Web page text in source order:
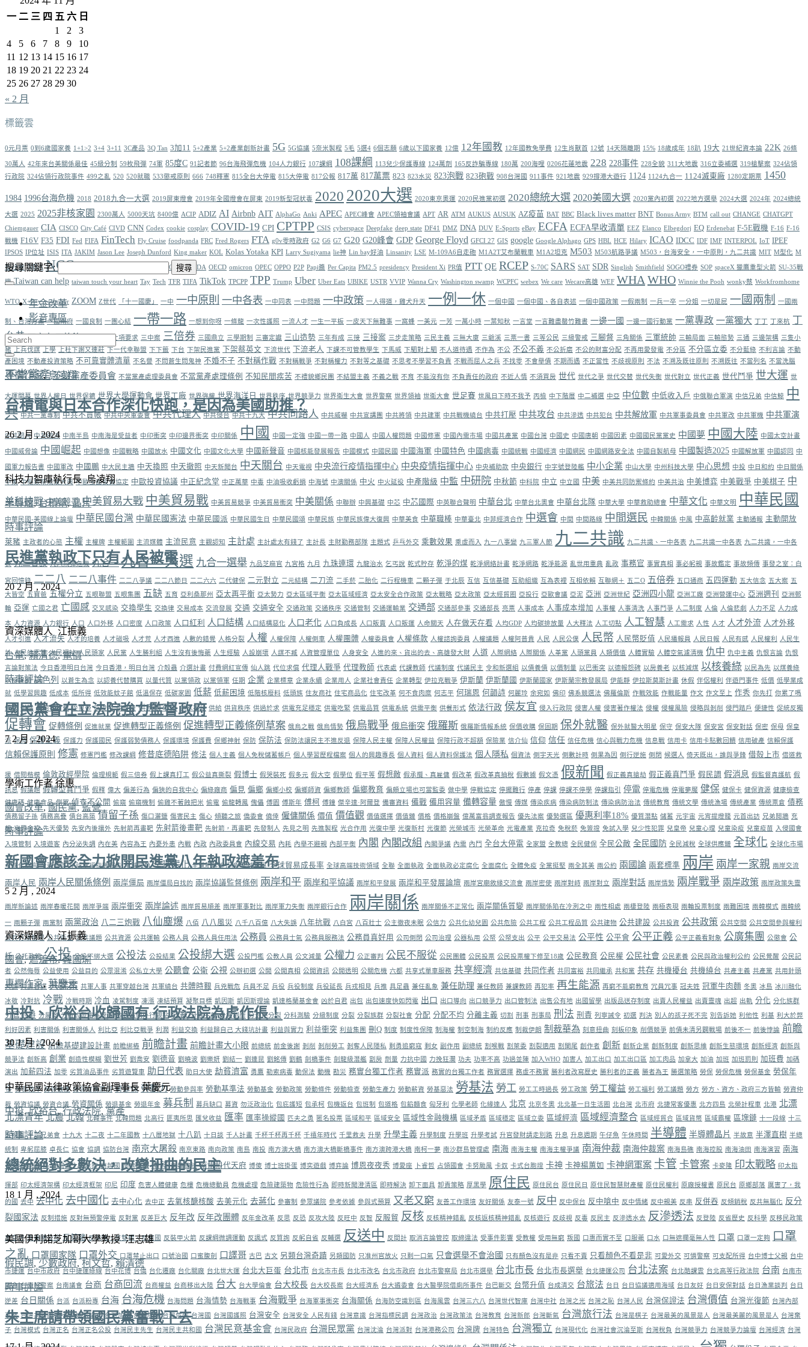
一 二 三 四 五 六 日
1
2
3
4
5 6 7 8 9
10
11 12 13 14 15 16 17
18 19 20 21 22 23 24
25 26 27 28 29 30
« 2 月
標籤雲
0元月票 0到6歲國家養 1+1>2 3+4 3+11 3C產品 3Q Tan 3加11 5+2產業 5+2產業創新計畫 5G 5G協議 5奈米製程 5毛 5選4 6個志願 6歲以下國家養 12億 12年國教 12年國教免學費 12生肖獸首 12號 14天隔離期 15% 18歲成年 18趴 19大 21世紀資本論 22K 26條
30萬人 42年來台美關係最佳 45級分制 59枚飛彈 74軍 85度C 91記者節 96台海飛彈危機 104人力銀行 107課綱 108課綱 113兒少保護專線 124萬劑 165反詐騙專線 180萬 200海哩 0206花蓮地震 228 228事件 228全貌 311大地震 316立委補選 319槍擊案 324佔領
行政院 324佔領行政院事件 499之亂 520 520就職 533懲戒原則 666 748釋憲 815全台大停電 815大停電 817公報 817萬 817萬票 823 823水災 823泡戰 823砲戰 908台灣國 911事件 921地震 929撐港大遊行 1124 1124九合一 1124滅東廠 1280定期票 1450
1984 1996台海危機 2018 2018九合一大選 2019屏東燈會 2019年全國燈會在屏東 2019新型冠狀毒 2020 2020大選 2020東京奧運 2020民進黨初選 2020總統大選 2020美國大選 2020黨內初選 2022地方選舉 2024大選 2024年 2024總統
大選 2025 2025非核家園 2300萬人 5000天坑 8400億 ACIP ADIZ AI Airbnb AIT AlphaGo Anki APEC APEC峰會 APEC領袖會議 APT AR ATM AUKUS AUSUK AZ疫苗 BAT BBC Black lives matter BNT Bonus Army BTM call out CHANGE CHATGPT
Chiemgauer CIA CISCO City Café CIVD CNN Codex cookie cosplay COVID-19 CPI CPTPP CSIS cyberspace Deepfake deep state DF41 DMZ DNA DUV E-Sports eBay ECFA ECFA早收清單 EEZ Elanco Elbegdorj EQ Erdenebat F-5E戰機 F-16 F-16
戰機 F16V F35 FDI Fed FIFA FinTech Fly Cruise foodpanda FRC Fred Rogers FTA g0v零時政府 G2 G6 G7 G20 G20峰會 GDP George Floyd GFCI 27 GIS google Google Alphago GPS HBL HCE Hilary ICAO IDCC IDF IMF INTERPOL IoT IPEF
IPSOS IP位址 ISIS ITA JAKIM Jason Lee Joseph Dunford King maker KOL Kolas Yotaka KPI Larry Sugiyama lie神 Lin bay好油 Linsanity LSE M-109A6自走砲 M1A2T艾布蘭戰車 M1A2坦克 M503 M503航路爭議 M503，台海安全，一中原則，九二共識 MIT M型化 M
型社會 NBA NCC OBIKE ODA OECD omicron OPEC OPPO P2P Papi醬 Per Capita PM2.5 presidency President Xi PR值 PTT QE RCEP S-70C SARS SAT SDR Singlish Smithfield SOGO禮券 SOP spaceX 獵鷹重型火箭 SU-35戰
機 Taiwan can help taiwan touch your heart Tay Tech TFR TIFA TikTok TPCPP TPP Trump Uber Uber Eats UBIKE USTR VVIP Wanna Cry Washington swamp WCPFC webex We care Wecare高雄 WEF WHA WHO Winnie the Pooh wonky蔡 Workfromhome
WTO X+P+y youtuber ZOOM Z世代 「十一國慶」 一中 一中原則 一中各表 一中同表 一中問題 一中政策 一人得道，雞犬升天 一例一休 一個中國 一個中國、各自表述 一個中國政策 一假兩制 一兵一卒 一分姐 一切是屁 一國兩制 一國兩
制、台灣方案 一國兩府 一國良制 一團心結 一帶一路 一想到你呀 一條龍 一次性護照 一流人才 一生一平板 一皮天下無難事 一窩蜂 一美元 一芳 一萬小時 一葉知秋 一言堂 一言難盡罄竹難書 一邊一國 一邊一國行動黨 一黨專政 一黨獨大 丁丁 丁來杭 丁
允恭 丁守中 丁怡銘 七項要求 三中案 三倍券 三國鼎立 三學期制 三審定讞 三山造勢 三年有成 三接 三接案 三步走策略 三民主義 三無大廈 三爺溪 三票一書 三等公民 三級警戒 三腳督 三角關係 三軍統帥 三輸局面 三輸態勢 三通 三邊架構 三隻小
豬
上兵伐謀 上學 上杜下謝又連莊 下一代幸聯盟 下下籤 下台 下架民進黨 下架蔡英文 下流世代 下流老人 下課不可管教學生 下馬威 下駟對上駟 不人道待遇 不作為 不公 不公不義 不公折磨 不公的財富分配 不再用愛發電 不分區 不分區立委 不分藍綠 不利言論 不動
產困境 不動產投資策略 不可靠實體清單 不名譽 不問蒼生問鬼神 不婚不子 不對稱作戰 不對稱戰爭 不對稱權力 不對等之基礎 不思考不學習不負責 不戰而屈人之兵 不找零 不會舉債 不期而遇 不正當性 不歧視原則 不法 不溯及既往原則 不溯既往 不當列名 不當洗腦
不當黨產 不當黨產委員會 不當黨產處理委員會 不當黨產處理條例 不知民間疾苦 不禮貌鄉民團 不結盟主義 不義之戰 不育 不能沒有你 不負責任的政府 不近人情 不須買房 世代 世代之爭 世代交替 世代失衡 世代對立 世代正義 世代鬥爭 世大運 世
大運開幕 世界人權日 世界保鑣 世界大學運動會 世界工廠 世界強權 世界海洋日 世界秩序 世界競爭力 世界衛生大會 世界警察 世界領袖 世衛大會 世足賽 世風日下時不我予 丙檢 中下階層 中二補選 中亞 中位數 中低收入戶 中俄聯合軍演 中信兄弟 中信鯨
中
共 中共一黨專制 中共不買帳 中共中央軍委會 中共代理人 中共侵台 中共十九大 中共同路人 中共威嚇 中共宣講團 中共將領 中共建軍 中共戰機繞台 中共打壓 中共攻台 中共滲透 中共犯台 中共解放軍 中共軍事委員會 中共軍改 中共軍機 中共軍演
中共閱兵 中共鴿派 中南半島 中南海是受益者 中印衝突 中印邊界衝突 中印關係 中國 中國一定強 中國一帶一路 中國人 中國人權問題 中國修憲 中國內需市場 中國共產黨 中國台灣 中國史 中國唐朝 中國因素 中國國民黨黨史 中國夢 中國大陸 中國太空計畫
中國威脅論 中國崛起 中國想像 中國戰略 中國放水 中國文化 中國文化大學 中國新聲音 中國核能發展報告 中國模式 中國民國 中國海軍 中國特色 中國病毒 中國統戰 中國經濟 中國網民 中國網路安全法 中國自製航母 中國製造2025 中國解放軍 中國認同 中
國軍力報告書 中國軍改 中國鵬 中大民主牆 中天換照 中天撤照 中天新聞台 中天關台 中天電視 中央流行疫情指揮中心 中央疫情指揮中心 中央補助款 中央銀行 中字號登陸艦 中小企業 中山大學 中州科技大學 中心思想 中投 中日和約 中日關係
中東 中樞致祭成陵大典 中歐全面投資協定 中歐投資協議 中正紀念堂 中正萬華 中毒 中油吸收虧損 中海號 中澳關係 中火 中火延役 中產階級 中監 中研院 中秋節 中科院 中立 中立國 中美 中美共同防禦條約 中美共治 中美博弈 中美戰爭 中美棋子 中
美科技戰 中美競爭 中美貿易大戰 中美貿易戰 中美貿易競爭 中美貿易衝突 中美關係 中聯辦 中興基礎 中芯 中芯國際 中英聯合聲明 中華台北 中華台北奧會 中華台北隊 中華大學 中華救助總會 中華文化 中華文明 中華民國
中華民國-美國線上論壇 中華民國台灣 中華民國憲法 中華民國派 中華民國生日 中華民國頌 中華民族 中華民族偉大復興 中華美食 中華職棒 中華臺北 中菲經濟合作 中選會 中間 中間路線 中間選民 中韓關係 中風 中高齡就業 主動通報 主動開放
萊豬 主政者的心態 主權 主權牌 主權範圍 主流媒體 主流民意 主觀認知 主計處 主計處太有錢了 主計長 主財勤務部隊 主題式 乒乓外交 乘數效果 乘虛而入 九一八事變 九三軍人節 九二共識 九二共識、一中各表 九二共識一中各表 九二共識，一中各
表 九二會談 九六飛彈危機 九合一 九合一大選 九合一選舉 九品芝麻官 九宮格 九月 九珠連環 九龍治水 乞丐說 乾式貯存 乾淨的煤 乾淨網絡計畫 乾淨網路 乾淨能源 亂世用重典 亂政 事務官 事實真相 事必躬親 事故鑑定 事故頻傳 事發之室：白
宮回憶錄 二二八 二二八事件 二二八爭議 二二八節日 二二六六 二代健保 二元對立 二元結構 二刀流 二手菸 二胎化 二行程機車 二顆子彈 于北辰 互信 互信基礎 互助組織 互為表裡 互相依賴 互聯網＋ 五二O 五倍券 五口通商 五四運動 五大信念 五大案 五
大皆空 五寶爸 五權分立 五眼聯盟 五眼集團 五缺 五育 亞利桑那州 亞太再平衡 亞太勢力 亞太區域平衡 亞太區域經濟 亞太安全合作政策 亞太戰略 亞太政策 亞太經貿圈 亞投行 亞歐會議 亞泥 亞洲 亞洲世紀 亞洲四小龍 亞洲工廠 亞洲營運中心 亞洲週刊 亞洲郵
輪 亞運 亡國之君 亡國感 交叉感染 交換學生 交換律 交易成本 交流發展 交通 交通安全 交通政策 交通秩序 交通管制 交通運輸業 交通部 交通部參事 交通部長 亮票 人事成本 人事成本增加 人事權 人事清洗 人事鬥爭 人二制度 人倫 人倫悲劇 人力不足 人力成
本 人力資源 人力銀行 人口 人口外移 人口密度 人口政策 人口紅利 人口結構 人口結構惡化 人口老化 人口負成長 人口販賣 人口販運 人命關天 人在做天在看 人均GDP 人均碳排放量 人大釋法 人工切點 人工智慧 人工需求 人性 人才 人才外流 人才外移
人才引進 人才流失 人才的培養 人才磁吸 人才荒 人才西進 人數的錯覺 人格分裂 人權 人權保障 人權倒車 人權團體 人權委員會 人權條款 人權諮詢委員 人權議題 人權阿普貴 人民 人民公僕 人民幣 人民幣貶值 人民播報員 人民日報 人民有感 人民權利 人民生
計 人民的素質 人民福祉 人民頭家 人民黨 人生勝利組 人生沒有後悔藥 人生經驗 人設崩壞 人謀不臧 人資管理單位 人身安全 人進的來、貨出的去、高雄發大財 人道 人際網絡 人際關係 人革黨 人頭黨員 人類價值 人體實驗 人體空氣濾清機 仇中 仇中主義 仇恨言論 仇恨
言論對策法 今日香港明日台灣 今日香港，明日台灣 介殼蟲 介選計畫 付費網紅宣傳 仙人跳 代位求償 代理人戰爭 代理教師 代表處 代課教師 代議制度 代議民主 令和新選組 以債養債 以價制量 以巴衝突 以德報怨碑 以房養老 以核減煤 以核養綠 以民為先 以煤養綠
以疫謀獨 以色列 以蒼生為念 以認養代替購買 以量代質 以黨領政 以黨領軍 任期 企業 企業標章 企業永續 企業用人 企業社會責任 企業轉型 伊拉克戰爭 伊斯蘭 伊斯蘭國 伊斯蘭國家 伊斯蘭宗教發展局 伊能靜 伊拉斯莫斯計畫 休假 伴侶權利 伴遊門事件 低價 低學業成
就 低學習興趣 低成本 低所得 低效能蚊子館 低溫保存 低碳家園 低薪 低薪困境 低階核廢料 低頭族 住友商社 住宅商品化 住宅改革 何不食肉糜 何志平 何瑞恩 何韻詩 何麗玲 余宛如 佛印 佛系競選法 佛羅倫斯 作戰效能 作戰能量 作文 作文至上 作秀 你先打 你累了嗎
佩服 併購 使用者付費 侄皇帝 來俊臣 供應鏈 供應鏈重組 供水不足 供給 供貨秩序 供過於求 供電充足穩定 供電吃緊 供電品質 供電系統 供需平衡 供餐形式 依法行政 侯友宜 侵入行政院 侵害人權 侵害著作權法 侵權 侵權風險 侵略與剝削 侵門踏戶 便捷性 促統反獨
促轉會 促轉條例 促進就業 促進轉型正義條例 促進轉型正義條例草案 俄烏之戰 俄烏情勢 俄烏戰爭 俄烏衝突 俄羅斯 俄羅斯情報系統 保價收購 保固期 保外就醫 保外就醫大明星 保守 保安大隊 保安宮 保安對話 保密 保母 保皇
派 保育 保護主義 保護力 保護國民 保護弱勢債務人 保護環境 保護費 保鄉神射 保防 保防法 保防法讓民主不進反退 保障人民主權 保障人民權益 保障行政不超額 保險業 信介仙 信仰 信任 信任危機 信心與戰力危機 信息戰 信用卡 信用卡點數回饋 信用破產 信賴保護
信賴保護原則 修憲 修憲門檻 修改課綱 修昔底德陷阱 修法 個人主義 個人免稅儲蓄帳戶 個人學習歷程檔案 個人的興趣專長 個人資料 個人資料保護法 個人隱私 個資法 倒宇天光 倒數計時 倒果為因 倒行逆施 倒閉 候選人 倚天既出，誰與爭鋒 借殻上市 借道救
援 借閱楷模 倫敦政經學院 倫理規範 假三倍券 假上課真打工 假公益真撕裂 假博士 假哭裝死 假多元 假大空 假學位 假平等 假想敵 假承攬、真雇傭 假改革 假改革真抽稅 假數據 假文憑 假新聞 假正義真搶劫 假正義真鬥爭 假民調 假消息 假監督真護航 假
訊息 假議題 假轉型真鬥爭 假釋 偉大 偏差行為 偏狹的自我中心 偏綠廠商 偏見 偏鄉 偏鄉小校 偏鄉師資 偏鄉教師 偏鄉教育 偏頗立場也可當監委 做中學 停戰協定 停擺難行 停產 停課 停課不停學 停課指引 停電 停電危機 停電夢魘 健保 健保卡 健保資源 健康檢查
健康碼 健康食品 側翼 偵查不公開 偷窺 偷窺機制 偷雞不著蝕把米 偷電 偷龍轉鳳 傀儡 傅園 傅斯年 傅柯 傅鐘 傑辛達·阿爾登 備審資料 備戰 備用容量 備轉容量 傲慢 傳媒 傳染疾病 傳染病防制法 傳染病防治法 傳統教育 傳統文學 傳統漁場 傳統產業 傳統票倉 債務
債務留子孫 債務高疊 債台高築 債留子孫 傷口灑鹽 傷害民主 傷心 傾聽之旅 僑委會 僥倖 僱傭關係 價值 價值觀 價值選擇 價值鏈 價格 價格崩盤 億萬富翁調查報告 優先法案 優勢選區 優惠利率18% 優質潛點 儲蓄 元宇宙 元宵提燈籠 元首出訪 兄弟鬩牆 充
權 兆豐金控 先天優勢 先安內後攘外 先射箭再畫靶 先射箭後畫靶 先射箭，再畫靶 先發制人 先見之明 先進製程 光合作用 光復中學 光復新村 光復節 光榮城市 光榮革命 光電產業 克拉奇 免稅菸 免簽證 免試入學 兒少性犯罪 兒皇帝 兒童心理 兒童染疫 兒童疫苗 入侵國會
入境管制 入境遊客 內分泌失調 內在美 內容為王 內憂外患 內戰 內政 內政委員會 內線交易 內耗 內舉不避親 內部平衡 內閣 內閣改組 內閣爭議 內需 內鬥 全台大停電 全家盟 全教總 全民健保 全民公敵 全民國防 全民減稅 全球供應鏈 全球化 全球化市場
全球化語言 全球參與 全球幸福指數報告 全球接軌 全球暖化 全球肥胖排行榜 全球貿易 全球貿易成長率 全球高端技術領域 全聯 全面執政 全面執政必定腐化 全面腐化 全體免疫 全黨挺堅 兩全其美 兩公約 兩國論 兩套標準 兩岸 兩岸一家親 兩岸交流
兩岸人民 兩岸人民關係條例 兩岸僵局 兩岸僵局自找的 兩岸協議監督條例 兩岸和平 兩岸和平協議 兩岸和平發展 兩岸和平發展論壇 兩岸宮廟敘緣交流會 兩岸密使 兩岸對峙 兩岸對立 兩岸對話 兩岸情勢 兩岸戰爭 兩岸政策 兩岸政策失靈
兩岸新論述 兩岸春暖花開 兩岸爭端 兩岸衝突 兩岸論述 兩岸貿易順差 兩岸軍事對比 兩岸軍力失衡 兩岸銀行合作 兩岸關係 兩岸關係不正常化 兩岸關係質變 兩岸關係陷在冷洌之中 兩性相處 兩棲登陸 兩極表現 兩輪投票制度 兩難困境 兩韓模式 兩韓統
一 兩顆子彈 兩黨制 兩黨政治 八二三炮戰 八仙塵爆 八佰 八八風災 八千八百億 八大失誤 八年抗戰 八白宮 八百壯士 公主徹夜未眠 公信力 公共化幼兒園 公共危險 公共工程 公共工程品質 公共建物 公共建設 公共投資 公共政策 公共空間 公共空間參與權利
公共行政管理 公共衛生 公共議題 公共資源 公共運輸 公務人員 公務人員任用法 公務員 公務員士氣 公務員服務法 公務員真好用 公司倒閉 公司治理 公器私用 公帑 公帑支出 公平 公平交易法 公平性 公平會 公平正義 公平正義看對象 公廣集團 公懲會 公
托 公托政策 公投 公投不綁大選 公投法 公投結果 公投綁大選 公投門檻 公教人員 公文減量 公權力 公正審判 公民不服從 公民團體 公民投票 公民投票權下修至18歲 公民教育 公民權 公民社會 公民素養 公民與政治權利公約 公民覺醒 公民記
者 公然侮辱 公益使用 公益目的 公眾混淆 公私立大學 公聽會 公衛 公視 公辦初選 公開 公開真相 公開資訊 公開透明 公關危機 六都 共享式單車服務 共享經濟 共信基礎 共同作者 共同富裕 共同繼承 共和黨 共存 共機擾台 共機繞台 共產主義 共產黨 共用針頭
共諜 共諜台諜 共諜案 共軍人事 共軍穿越台灣 共軍繞台 共體時艱 兵兇戰危 兵員不足 兵役 兵役制度 兵役延長 兵戎相見 兵推 具足蟲 兼任亂象 兼任助理 兼任教師 兼課教師 再犯率 再生能源 再窮不能窮教育 冗員冗事 冠夫姓 冠軍牛肉麵 冬奧 冰島 冰川融化
冰敬 冷對抗 冷戰 冷戰時期 冷血 凌駕制度 凍漲 凍結預算 凝聚目標 凱因斯 凱因斯理論 凱達格蘭基金會 凶於自君 出包 出包速度快如閃電 出口 出口導向 出口競爭力 出口管制法 出售公有地 出國留學 出版品送存制度 出賣人民權益 出賣靈魂 出超 出軌 分化 分化族群
分官封爵 分屍案 分散式發電系統 分散式電網外行觀點 分數 分數主義 分權制衡 分治不分裂 分科測驗 分級制度 分裂 分裂族群 分裂社會 分配 分配不均 分離主義 切割 刑事 刑事局 刑法 刑責 列寧誡令 初選 判決 別人的孩子死不完 別告訴她 利他性 利基 利大於弊
利好因素 利害關係 利害關係人 利比亞 利比亞戰爭 利潤 利益交換 利益歸自己 大錢坑計畫 利益與實力 利益衝突 利益集團 刪Q 制度 制度性保障 制海權 制空制海 制約反應 制裁伊朗 制裁華為 刻意扭曲 刻板印象 削價競爭 前債未清另闢戰場 前後不一 前後悖論 前瞻
基礎建設 前瞻基礎建設計畫 前瞻綁樁 前瞻計畫 前瞻計畫大小眼 前總統 前金後謝 剝削 剝削勞工 剝奪人民隱私 剩勇追窮寇 剩女 副作用 副總統 割喉戰 割萊委 割裂適用 割闌尾 創作者 創新 創新企業 創新制度 創新思維 創新生態環境 創新經濟 創新與
競爭法 創新高 創業 創造性模糊 劉世芳 劉喬安 劉德音 劉曉波 劉樂妍 劉結一 劉連昆 劉銘傳 劉鶴 劍橋事件 劍龍級潛艦 劏房 劑量 力抗中國 力挽狂瀾 功夫 功率不高 功過並陳 加入WHO 加害人 加工出口 加工出口區 加工肉品 加拿大 加油 加班 加班罰則 加班費 加碼
演出 加薪四法 加零 劣質油品事件 劣質遊覽車 助日代表 助日大使 劫貧濟富 勇鷹 勒索病毒 動保法 動機 勘災 務實台獨工作者 務實派 務實的台獨工作者 務實選擇 務虛不務實 勝利者改寫歷史 勝利者的正義 勝者為王 勝選策略 勞保 勞保危機 勞保基金 勞保年
金 勞保改革 勞保破產 勞保財務黑洞 勞健保 勞動力 勞動參與率 勞動基準法 勞動基金 勞動政策 勞動條件 勞動檢查 勞動生產力 勞動薪資 勞基惡法 勞基法 勞工 勞工工時過長 勞工政策 勞工權益 勞工福利 勞工議題 勞方 勞方、資方、政府三方皆輸 勞資仲
裁 勞資協議 勞資合議 勞資關係 勞退基金 勞退年金 募兵制 募兵缺口 募資 勿泛政治化 包庇護短 包承柯 包機返台 包班制 包道格 包餡麵食 匈牙利 化學老師 化緣達人 北京 北京冬奧 北北基一日生活圈 北台灣 北市府 北捷常客優惠 北方四島 北榮計程車 北港 北漂
北漂青年 北農 北韓 北韓事件 北韓問題 北高行 匪夷所思 匯兌收益 匯率 匯率操縱國 匹夫之勇 匿名投票 區域和平 區域安全 區域性金融機構 區域矛盾 區域穩定 區域立委 區域經濟 區域經濟整合 區域經貿合 區域貨幣 區域霸權 區塊鏈 十一段線 十三
五規劃 十三兄弟會 十九大 十二夜 十二年國教 十八層地獄 十八趴 十日談 千人計畫 千杯千杯再千杯 千禧年時代 千里救夫 升學 升學主義 升學制度 升學班 升學考試 升官發財請走別路 升息 升息週期 午仔魚 午休時間 半導體 半導體晶片 半故意 半澤直樹 半總
統制 卑躬屈膝 卓長仁 協會 協調 協防台灣 南京大屠殺 南京東路 南向政策 南島 南投 南方澳大橋 南方澳大橋斷橋事件 南方澳跨港大橋 南柯一夢 南沙群島管理處 南海 南海主權 南海主權爭議 南海仲裁 南海仲裁案 南海島礁 南海控股 南海油田 南海演習 南海
爭議 南海諸島 南灣海上長泳案 南越國 南進政策 南韓 南韓總統 南鯤鯓代天府 博傻 博士班掛蛋 博奕遊戲 博弈論 博恩夜夜秀 博愛座 卜睿哲 占領國會 卡努颱風 卡奴 卡式台胞證 卡神 卡神楊蕙如 卡神網軍案 卡管 卡管案 卡麥隆 印太戰略 印太指
揮部 印太經濟架構 印太經濟框架 印尼 印度 危害人體健康 危樓 危機總動員 危機處理 危險建築物 危險性行為 即時新聞澄清區 即時解決 卸下面具 卸責策略 厚黑學 原住民 原住民台 原住民日 原住民智慧財產權 原住民權利 原廠授權書 原民台 原鄉部落 厲害了，我
的國 去中 去中化 去中國化 去中心化 去中正 去氧核醣核酸 去美元化 去蔣化 參審制 參眾議院 參考依據 參與式預算 又老又窮 友善工作環境 友好關係 友泰一號 反中 反中保台 反中嗆中 反中情緒 反中親美 反串 反併吞 反傾銷稅 反共無腦化 反分
裂國家法 反制措施 反對無預警停電 反對黨 反差巨大 反年改 反年改團體 反年金改革 反思 反恐 反攻大陸 反旺中 反智 反服貿 反核 反核精神錯亂 反核返核精神錯亂 反核遊行 反歧視 反毒 反民主 反滲透水去 反滲透法 反登陸 反省歷史 反科學 反移民政策
反空汙 反美豬公投 反萊豬 反萊豬、反雙標、反黨國 反裝甲火箭 反課綱微調運動 反諷式 反質詢 反躬自省 反輔選 反送中 反間計 取消言論管控 取締違法 受事件影響 受教權 受用無窮 叛國 口惠而實不至 口服藥 口水 口無遮攔毫無人性 口罩 口罩一定夠
口罩
之亂 口罩國家隊 口罩外交 口罩禁止出口 口號治國 口蜜腹劍 口譯哥 古巴 古文 另類台灣奇蹟 另類國防 只准州官放火 只剩一口氣 只會選舉不會治國 只有顏色沒有是非 只看不賣 只看顏色不看是非 可愛外交 可憐警察 可支配所得 台中博士父親 台中
市捷運 台中市政府 台中捷運綠線 台中花博 台僑 台化遷廠 台化關廠 台北世大運 台北大巨蛋 台北市 台北市市長 台北市改名 台北市政府 台北市警察局 台北市選舉 台北市長 台北市長選舉 台北捷運公司 台北法案 台北酷課雲 台北高等行政法院 台南 台南市
議會 台南殺警案 台南議會 台商 台商回流 台商權益 台商移出大陸 台大 台大學倫會 台大校長 台大校長案 台大經濟系 台大遴委會 台大醫學院借廁所事件 台巴斷交 台幣升值 台成清交 台旅法 台日 台日協議適用海域 台日友好 台日安保對話 台日漁業談判 台日
逆差 台日關係 台派 台派粉專 台海 台海危機 台海問題 台海情勢 台海戰事 台海戰爭 台海軍事衝突 台海關係 台海防空識別區 台海風雲 台灣三六八 台灣世代智庫 台灣中社 台灣之光 台灣之恥 台灣人民 台灣保證法 台灣價值 台灣光復節 台灣內部
事務 台灣共和國 台灣前途決議文 台灣加油 台灣危機 台灣危險 台灣國 台灣國護照 台灣安全 台灣安全 人民有錢 台灣意識 台灣指標民調 台灣政治 台灣政策法 台灣教育 台灣新郎 台灣斷氣 台灣旅行法 台灣是棋子 台灣最美的風景是人 台灣最美麗的風景是人 台灣棄
子 台灣模式 台灣正名 台灣正名公投 台灣民主先生 台灣民主共和國 台灣民意基金會 台灣民政府 台灣民眾黨 台灣沈淪 台灣派對 台灣港務公司 台灣牌 台灣特色 台灣獨立 台灣現代化 台灣社會沉淪至斯 台灣稅負 台灣競爭力 台灣競爭力論壇 台灣經濟 台灣
搜尋關鍵字:
年金改革
影音專區
專欄作家,烏凌翔
台積電與日本合作深化快跑，是因為美國助推？
26 2 月 , 2024
科技力智庫執行長 烏凌翔
半導體,台積電,晶片
時事評論
民進黨執政下只有人民被電
20 2 月 , 2024
資深媒體人 江振義
台電,賴清德,電價
時事評論
國民黨會在立法院強力監督政府
7 2 月 , 2024
學術工作者 徐惠
國會改革,國民黨,藍營
時事評論
新國會應該全力掀開民進黨八年執政遮羞布
5 2 月 , 2024
資深媒體人 江振義
國會,遮羞布,韓國瑜
專欄作家,葉慶元
中投、欣裕台收歸國有 行政法院為虎作倀！
30 1 月 , 2024
中華民國法律政策協會副理事長 葉慶元
中投,欣裕台,行政法院,黨產
時事評論
總統絕對多數決，改變扭曲的民主
18 1 月 , 2024
美國伊利諾芝加哥大學教授 汪志雄
假民調, 少數政府, 柯文哲, 賴清德
時事評論
朱主席請帶領國民黨奮戰下去